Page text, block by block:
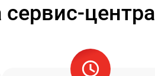
центра